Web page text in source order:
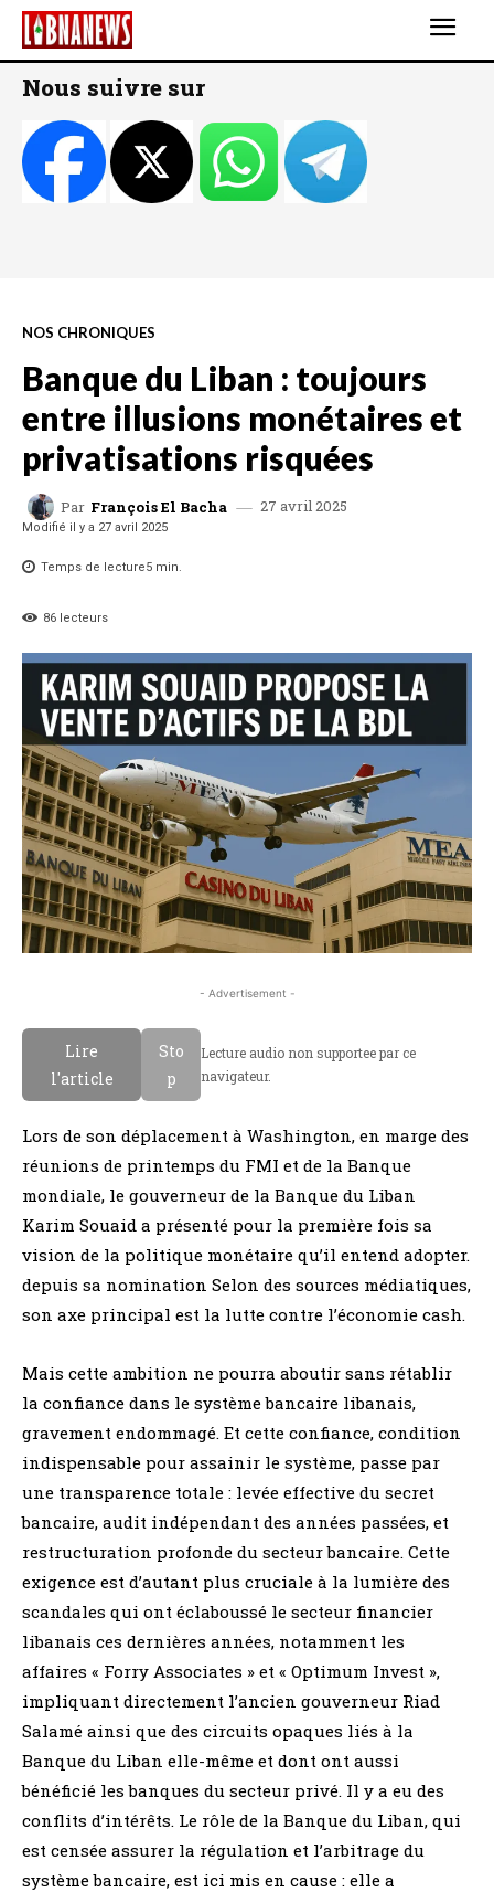
Nous suivre sur
NOS CHRONIQUES
Banque du Liban : toujours
entre illusions monétaires et
privatisations risquées
Par François El Bacha 27 avril 2025
Modifié il y a 27 avril 2025
Temps de lecture5 min.
86 lecteurs
- Advertisement -
Lire
l'article
Sto
p
Lecture audio non supportee par ce
navigateur.
Lors de son déplacement à Washington, en marge des
réunions de printemps du FMI et de la Banque
mondiale, le gouverneur de la Banque du Liban
Karim Souaid a présenté pour la première fois sa
vision de la politique monétaire qu’il entend adopter.
depuis sa nomination Selon des sources médiatiques,
son axe principal est la lutte contre l’économie cash.
Mais cette ambition ne pourra aboutir sans rétablir
la confiance dans le système bancaire libanais,
gravement endommagé. Et cette confiance, condition
indispensable pour assainir le système, passe par
une transparence totale : levée effective du secret
bancaire, audit indépendant des années passées, et
restructuration profonde du secteur bancaire. Cette
exigence est d’autant plus cruciale à la lumière des
scandales qui ont éclaboussé le secteur financier
libanais ces dernières années, notamment les
affaires « Forry Associates » et « Optimum Invest »,
impliquant directement l’ancien gouverneur Riad
Salamé ainsi que des circuits opaques liés à la
Banque du Liban elle-même et dont ont aussi
bénéficié les banques du secteur privé. Il y a eu des
conflits d’intérêts. Le rôle de la Banque du Liban, qui
est censée assurer la régulation et l’arbitrage du
système bancaire, est ici mis en cause : elle a